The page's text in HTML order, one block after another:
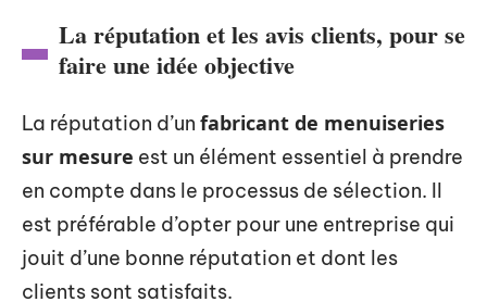
La réputation et les avis clients, pour se
faire une idée objective
La réputation d’un fabricant de menuiseries
sur mesure est un élément essentiel à prendre
en compte dans le processus de sélection. Il
est préférable d’opter pour une entreprise qui
jouit d’une bonne réputation et dont les
clients sont satisfaits.